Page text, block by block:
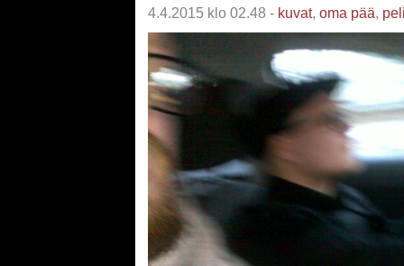
4.4.2015 klo 02.48 - kuvat, oma pää,